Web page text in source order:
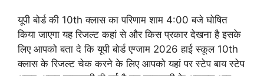
यूपी बोर्ड की 10th क्लास का परिणाम शाम 4:00 बजे घोषित
किया जाएगा यह रिजल्ट कहां से और किस प्रकार देखना है इसके
लिए आपको बता दे कि यूपी बोर्ड एग्जाम 2026 हाई स्कूल 10th
क्लास के रिजल्ट चेक करने के लिए आपको यहां पर स्टेप बाय स्टेप